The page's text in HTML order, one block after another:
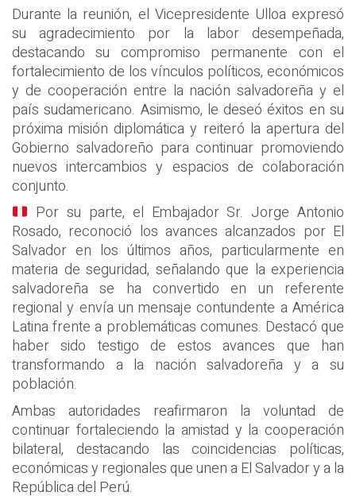
Durante la reunión, el Vicepresidente Ulloa expresó
su agradecimiento por la labor desempeñada,
destacando su compromiso permanente con el
fortalecimiento de los vínculos políticos, económicos
y de cooperación entre la nación salvadoreña y el
país sudamericano. Asimismo, le deseó éxitos en su
próxima misión diplomática y reiteró la apertura del
Gobierno salvadoreño para continuar promoviendo
nuevos intercambios y espacios de colaboración
conjunto.
Por su parte, el Embajador Sr. Jorge Antonio
Rosado, reconoció los avances alcanzados por El
Salvador en los últimos años, particularmente en
materia de seguridad, señalando que la experiencia
salvadoreña se ha convertido en un referente
regional y envía un mensaje contundente a América
Latina frente a problemáticas comunes. Destacó que
haber sido testigo de estos avances que han
transformando a la nación salvadoreña y a su
población.
Ambas autoridades reafirmaron la voluntad de
continuar fortaleciendo la amistad y la cooperación
bilateral, destacando las coincidencias políticas,
económicas y regionales que unen a El Salvador y a la
República del Perú.